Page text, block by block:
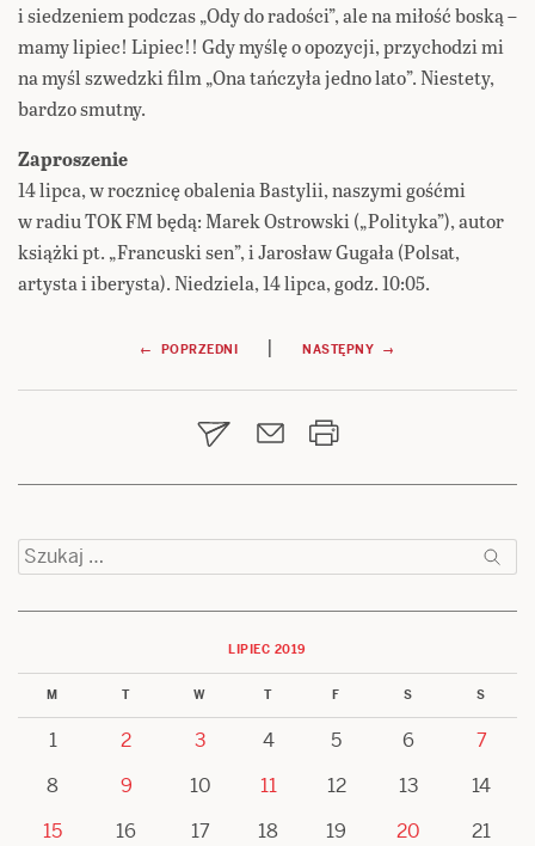
i siedzeniem podczas „Ody do radości”, ale na miłość boską –
mamy lipiec! Lipiec!! Gdy myślę o opozycji, przychodzi mi
na myśl szwedzki film „Ona tańczyła jedno lato”. Niestety,
bardzo smutny.
Zaproszenie
14 lipca, w rocznicę obalenia Bastylii, naszymi gośćmi
w radiu TOK FM będą: Marek Ostrowski („Polityka”), autor
książki pt. „Francuski sen”, i Jarosław Gugała (Polsat,
artysta i iberysta). Niedziela, 14 lipca, godz. 10:05.
Nawigacja
wpisu
← POPRZEDNI | NASTĘPNY →
Szukaj:
LIPIEC 2019
M T W T F S S
1 2 3 4 5 6
7
8
9 10 11 12 13
14
15
16 17 18 19 20
21